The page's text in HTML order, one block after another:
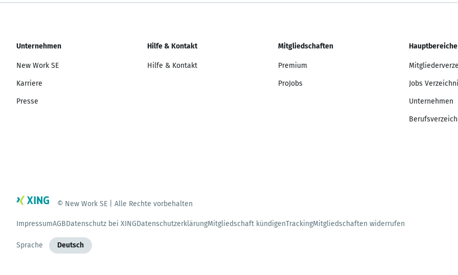
Unternehmen
New Work SE
Karriere
Presse
Hilfe & Kontakt
Hilfe & Kontakt
Mitgliedschaften
Premium
ProJobs
Hauptbereiche
Jobs
Unternehmen
© New Work SE | Alle Rechte vorbehalten
ImpressumAGBDatenschutz bei XINGDatenschutzerklärungMitgliedschaft kündigenTrackingMitgliedschaften widerrufen
Sprache Deutsch